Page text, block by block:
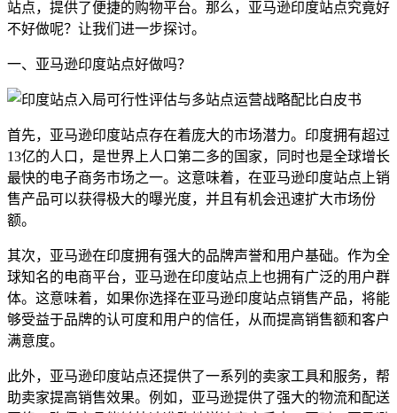
站点，提供了便捷的购物平台。那么，亚马逊印度站点究竟好
不好做呢？让我们进一步探讨。
一、亚马逊印度站点好做吗？
首先，亚马逊印度站点存在着庞大的市场潜力。印度拥有超过
13亿的人口，是世界上人口第二多的国家，同时也是全球增长
最快的电子商务市场之一。这意味着，在亚马逊印度站点上销
售产品可以获得极大的曝光度，并且有机会迅速扩大市场份
额。
其次，亚马逊在印度拥有强大的品牌声誉和用户基础。作为全
球知名的电商平台，亚马逊在印度站点上也拥有广泛的用户群
体。这意味着，如果你选择在亚马逊印度站点销售产品，将能
够受益于品牌的认可度和用户的信任，从而提高销售额和客户
满意度。
此外，亚马逊印度站点还提供了一系列的卖家工具和服务，帮
助卖家提高销售效果。例如，亚马逊提供了强大的物流和配送